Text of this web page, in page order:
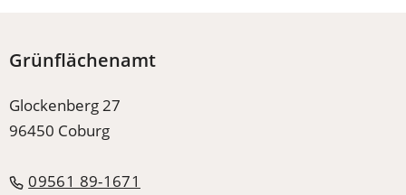
Grünflächenamt
Glockenberg 27
96450 Coburg
09561 89-1671